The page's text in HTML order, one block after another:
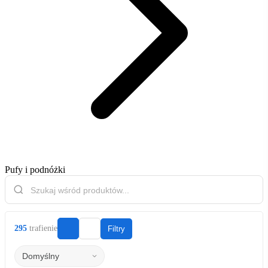
Pufy i podnóżki
295 trafienie Filtry